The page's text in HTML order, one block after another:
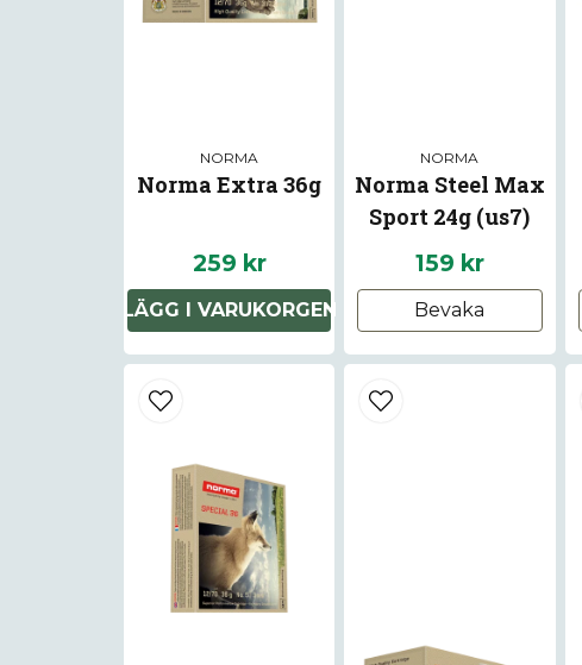
NORMA
Norma Extra 36g
259 kr
LÄGG I VARUKORGEN
NORMA
Norma Steel Max
Sport 24g (us7)
159 kr
Bevaka